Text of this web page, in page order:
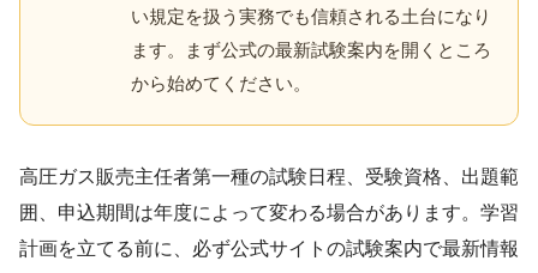
い規定を扱う実務でも信頼される土台になり
ます。まず公式の最新試験案内を開くところ
から始めてください。
高圧ガス販売主任者第一種の試験日程、受験資格、出題範
囲、申込期間は年度によって変わる場合があります。学習
計画を立てる前に、必ず公式サイトの試験案内で最新情報